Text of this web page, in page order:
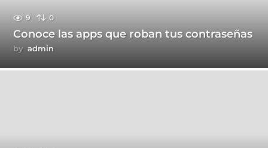
9 0
Conoce las apps que roban tus contraseñas
by admin